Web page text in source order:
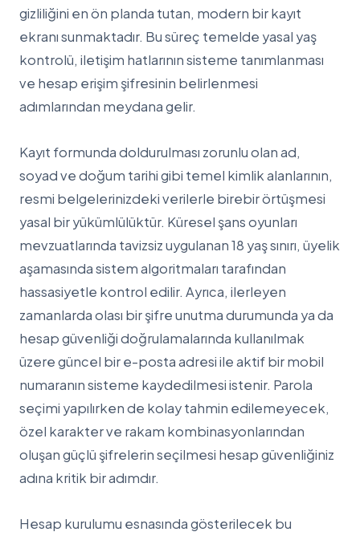
gizliliğini en ön planda tutan, modern bir kayıt
ekranı sunmaktadır. Bu süreç temelde yasal yaş
kontrolü, iletişim hatlarının sisteme tanımlanması
ve hesap erişim şifresinin belirlenmesi
adımlarından meydana gelir.
Kayıt formunda doldurulması zorunlu olan ad,
soyad ve doğum tarihi gibi temel kimlik alanlarının,
resmi belgelerinizdeki verilerle birebir örtüşmesi
yasal bir yükümlülüktür. Küresel şans oyunları
mevzuatlarında tavizsiz uygulanan 18 yaş sınırı, üyelik
aşamasında sistem algoritmaları tarafından
hassasiyetle kontrol edilir. Ayrıca, ilerleyen
zamanlarda olası bir şifre unutma durumunda ya da
hesap güvenliği doğrulamalarında kullanılmak
üzere güncel bir e-posta adresi ile aktif bir mobil
numaranın sisteme kaydedilmesi istenir. Parola
seçimi yapılırken de kolay tahmin edilemeyecek,
özel karakter ve rakam kombinasyonlarından
oluşan güçlü şifrelerin seçilmesi hesap güvenliğiniz
adına kritik bir adımdır.
Hesap kurulumu esnasında gösterilecek bu